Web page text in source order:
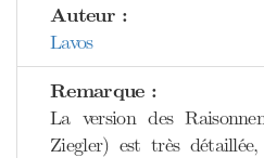
Auteur :
Lavos
Remarque :
La version des
Ziegler) est très